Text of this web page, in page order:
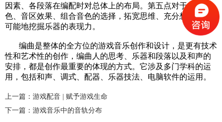
因素、各段落在编配时对总体上的布局。第五点对于乐器音
色、音区效果、组合音色的选择，拓宽思维、充分想象，尽
可能地挖掘乐器的表现力。
编曲是整体的全方位的游戏音乐创作和设计，是更有技术
性和艺术性的创作，编曲人的思考、乐器和段落以及和声的
安排，都是创作最重要的体现的方式。它涉及多门学科的运
用，包括和声、调式、配器、乐器技法、电脑软件的运用。
上一篇：游戏配音 | 赋予游戏生命
下一篇：游戏音乐中的音轨分布